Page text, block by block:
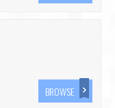
BROWSE